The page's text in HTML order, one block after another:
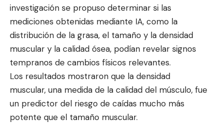
investigación se propuso determinar si las
mediciones obtenidas mediante IA, como la
distribución de la grasa, el tamaño y la densidad
muscular y la calidad ósea, podían revelar signos
tempranos de cambios físicos relevantes.
Los resultados mostraron que la densidad
muscular, una medida de la calidad del músculo, fue
un predictor del riesgo de caídas mucho más
potente que el tamaño muscular.